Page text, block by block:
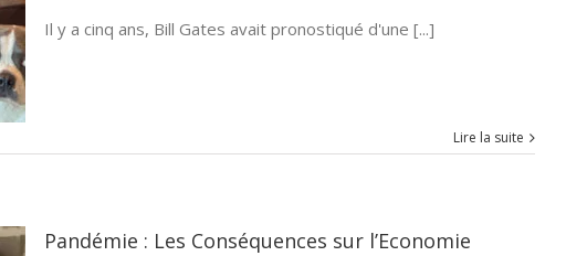
Il y a cinq ans, Bill Gates avait pronostiqué d'une [...]
Lire la suite
Pandémie : Les Conséquences sur l’Economie